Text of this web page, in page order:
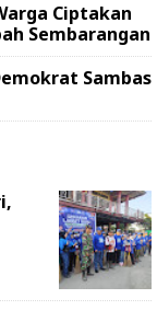
Ciptakan
Sembarangan
Sambas